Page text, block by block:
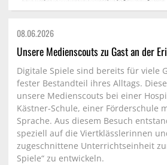
08.06.2026
Unsere Medienscouts zu Gast an der
Digitale Spiele sind bereits für viele
fester Bestandteil ihres Alltags.
unsere Medienscouts bei einer
Kästner-Schule, einer Förderschule
Sprache. Aus diesem Besuch
speziell auf die Viertklässlerinnen
zugeschnittene Unterrichtseinheit
Spiele“ zu entwickeln.